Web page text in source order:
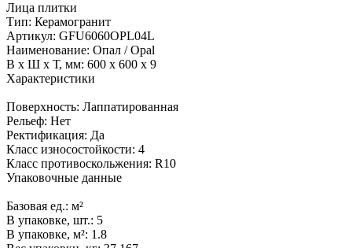
Лица плитки
Тип: Керамогранит
Артикул: GFU6060OPL04L
Наименование: Опал / Opal
В x Ш x Т, мм: 600 x 600 x 9
Характеристики
Поверхность: Лаппатированная
Рельеф: Нет
Ректификация: Да
Класс износостойкости: 4
Класс противоскольжения: R10
Упаковочные данные
Базовая ед.: м²
В упаковке, шт.: 5
В упаковке, м²: 1.8